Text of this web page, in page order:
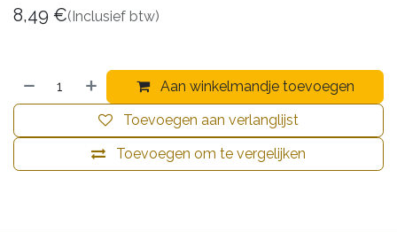
8,49 €(Inclusief btw)
Aan winkelmandje toevoegen
Toevoegen om te vergelijken
Toevoegen aan verlanglijst